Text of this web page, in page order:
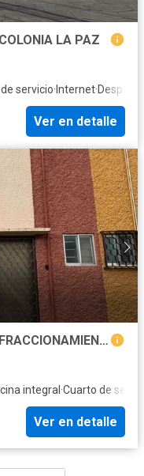
LA PAZ
servicio· Internet·
Ver en detalle
SE RENTA CASA 3 RECAMARAS FRACCIONAMIENTO ESTRELLAS DEL SUR
integral ·Cuarto de
Ver en detalle